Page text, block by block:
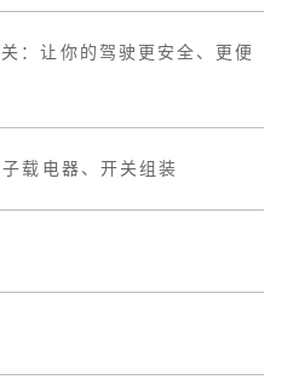
：让你的驾驶更安全、更便
载电器、开关组装